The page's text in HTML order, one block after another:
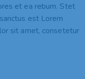
et ea rebum. Stet
est Lorem
sit amet, consetetur